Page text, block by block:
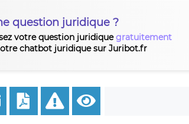
question juridique ?
votre question juridiquegratuitement
chatbot juridique sur Juribot.fr